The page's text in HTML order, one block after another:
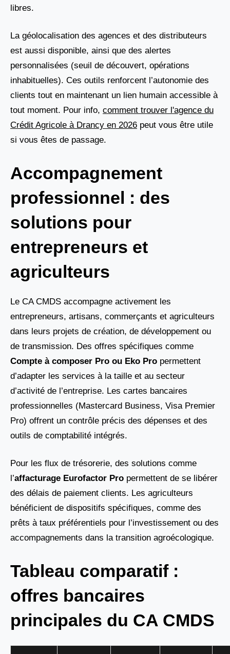
libres.
La géolocalisation des agences et des distributeurs
est aussi disponible, ainsi que des alertes
personnalisées (seuil de découvert, opérations
inhabituelles). Ces outils renforcent l’autonomie des
clients tout en maintenant un lien humain accessible à
tout moment. Pour info, comment trouver l'agence du
Crédit Agricole à Drancy en 2026 peut vous être utile
si vous êtes de passage.
Accompagnement
professionnel : des
solutions pour
entrepreneurs et
agriculteurs
Le CA CMDS accompagne activement les
entrepreneurs, artisans, commerçants et agriculteurs
dans leurs projets de création, de développement ou
de transmission. Des offres spécifiques comme
Compte à composer Pro ou Eko Pro permettent
d’adapter les services à la taille et au secteur
d’activité de l’entreprise. Les cartes bancaires
professionnelles (Mastercard Business, Visa Premier
Pro) offrent un contrôle précis des dépenses et des
outils de comptabilité intégrés.
Pour les flux de trésorerie, des solutions comme
l’affacturage Eurofactor Pro permettent de se libérer
des délais de paiement clients. Les agriculteurs
bénéficient de dispositifs spécifiques, comme des
prêts à taux préférentiels pour l’investissement ou des
accompagnements dans la transition agroécologique.
Tableau comparatif :
offres bancaires
principales du CA CMDS